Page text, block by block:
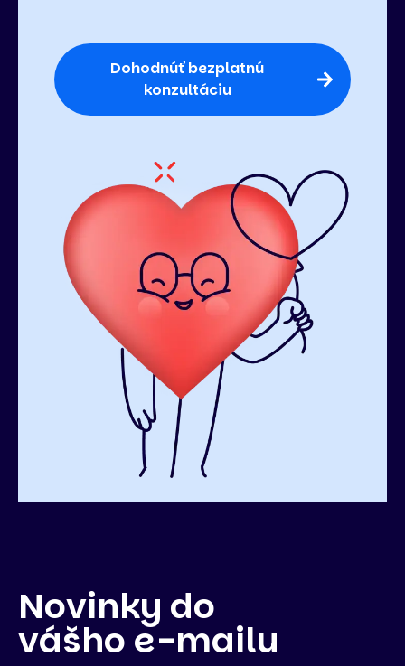
Dohodnúť bezplatnú
konzultáciu
Novinky do
vášho e-mailu